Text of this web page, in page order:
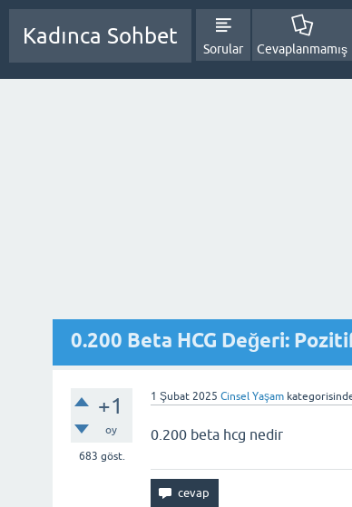
Kadınca Sohbet
Sorular Cevaplanmamış
0.200 Beta HCG Değeri:
+1
oy
683 göst.
1 Şubat 2025 Cinsel Yaşam
0.200 beta hcg nedir